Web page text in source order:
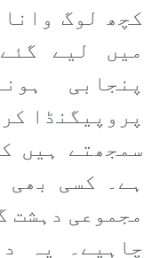
کچھ لوگ
میں لیے
پنجابی
پروپیگنڈا
سمجھتے ہیں
ہے۔ کسی
مجموعی دہشت
چاہیے۔ یہ